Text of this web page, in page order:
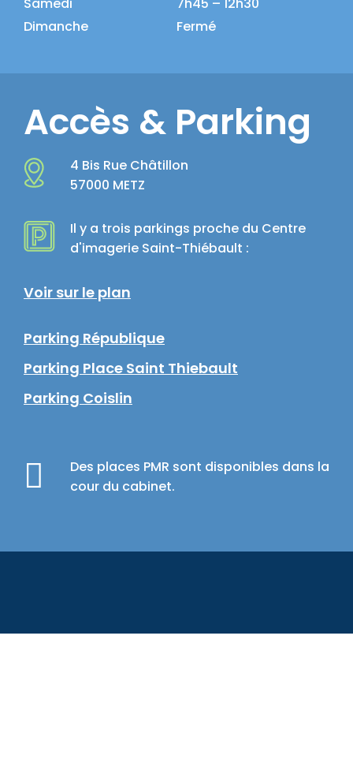
Dimanche
Fermé
Accès & Parking
4 Bis Rue Châtillon
57000 METZ
Il y a trois parkings proche du Centre
d'imagerie Saint-Thiébault :
Voir sur le plan
Parking République
Parking Place Saint Thiebault
Parking Coislin
Des places PMR sont disponibles dans la
cour du cabinet.